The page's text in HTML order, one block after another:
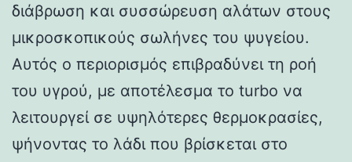
διάβρωση και συσσώρευση αλάτων στους
μικροσκοπικούς σωλήνες του ψυγείου.
Αυτός ο περιορισμός επιβραδύνει τη ροή
του υγρού, με αποτέλεσμα το turbo να
λειτουργεί σε υψηλότερες θερμοκρασίες,
ψήνοντας το λάδι που βρίσκεται στο